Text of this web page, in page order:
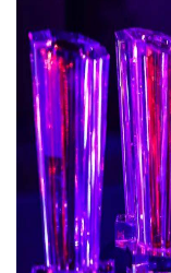
必
关于我们
集团简
集团荣誉
加入我